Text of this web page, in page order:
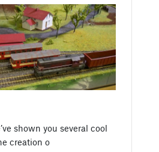
shown you several cool
creation o